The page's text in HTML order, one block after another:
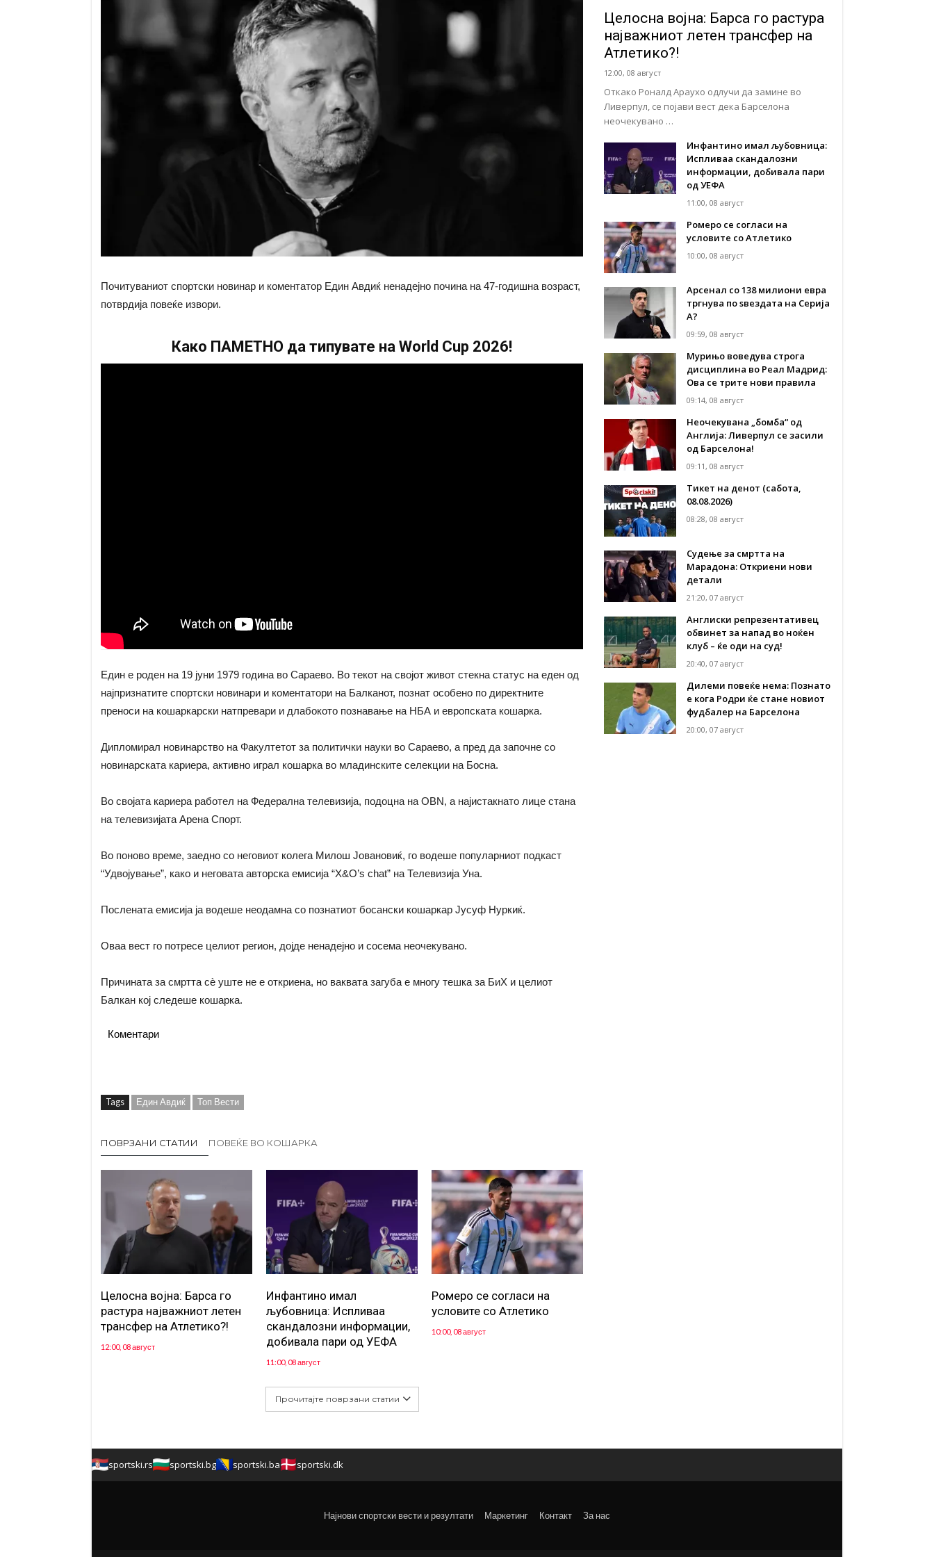
Почитуваниот спортски новинар и коментатор Един Авдиќ ненадејно почина на 47-годишна возраст,
потврдија повеќе извори.
Како ПАМЕТНО да типувате на World Cup 2026!
Един е роден на 19 јуни 1979 година во Сараево. Во текот на својот живот стекна статус на еден од
најпризнатите спортски новинари и коментатори на Балканот, познат особено по директните
преноси на кошаркарски натпревари и длабокото познавање на НБА и европската кошарка.
Дипломирал новинарство на Факултетот за политички науки во Сараево, а пред да започне со
новинарската кариера, активно играл кошарка во младинските селекции на Босна.
Во својата кариера работел на Федерална телевизија, подоцна на OBN, а најистакнато лице стана
на телевизијата Арена Спорт.
Во поново време, заедно со неговиот колега Милош Јовановиќ, го водеше популарниот подкаст
“Удвојување”, како и неговата авторска емисија “X&O’s chat” на Телевизија Уна.
Послената емисија ја водеше неодамна со познатиот босански кошаркар Јусуф Нуркиќ.
Оваа вест го потресе целиот регион, дојде ненадејно и сосема неочекувано.
Причината за смртта сè уште не е откриена, но ваквата загуба е многу тешка за БиХ и целиот
Балкан кој следеше кошарка.
Коментари
Tags Един Авдиќ Топ Вести
ПОВРЗАНИ СТАТИИ ПОВЕЌЕ ВО КОШАРКА
Целосна војна: Барса го
растура најважниот летен
трансфер на Атлетико?!
12:00, 08 август
Инфантино имал
љубовница: Испливаа
скандалозни информации,
добивала пари од УЕФА
11:00, 08 август
Ромеро се согласи на
условите со Атлетико
10:00, 08 август
Прочитајте поврзани статии
Целосна војна: Барса го растура
најважниот летен трансфер на
Атлетико?!
12:00, 08 август
Откако Роналд Араухо одлучи да замине во
Ливерпул, се појави вест дека Барселона
неочекувано …
Инфантино имал љубовница:
Испливаа скандалозни
информации, добивала пари
од УЕФА
11:00, 08 август
Ромеро се согласи на
условите со Атлетико
10:00, 08 август
Арсенал со 138 милиони евра
тргнува по ѕвездата на Серија
А?
09:59, 08 август
Мурињо воведува строга
дисциплина во Реал Мадрид:
Ова се трите нови правила
09:14, 08 август
Неочекувана „бомба“ од
Англија: Ливерпул се засили
од Барселона!
09:11, 08 август
Тикет на денот (сабота,
08.08.2026)
08:28, 08 август
Судење за смртта на
Марадона: Откриени нови
детали
21:20, 07 август
Англиски репрезентативец
обвинет за напад во ноќен
клуб – ќе оди на суд!
20:40, 07 август
Дилеми повеќе нема: Познато
е кога Родри ќе стане новиот
фудбалер на Барселона
20:00, 07 август
sportski.rs sportski.bg sportski.ba sportski.dk
Најнови спортски вести и резултати Маркетинг Контакт За нас